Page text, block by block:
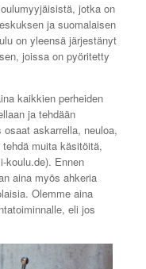
jotka on
ja suomalaisen
on yleensä järjestänyt
joissa on pyöritetty
kaikkien perheiden
ja tehdään
askarrella, neuloa,
muita käsitöitä,
koulu.de). Ennen
aina myös ahkeria
Olemme aina
eli jos